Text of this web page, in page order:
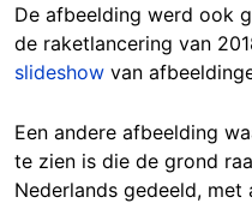
De afbeelding werd ook
de raketlancering van
slideshow van
Een andere afbeelding
te zien is die de grond
Nederlands gedeeld,